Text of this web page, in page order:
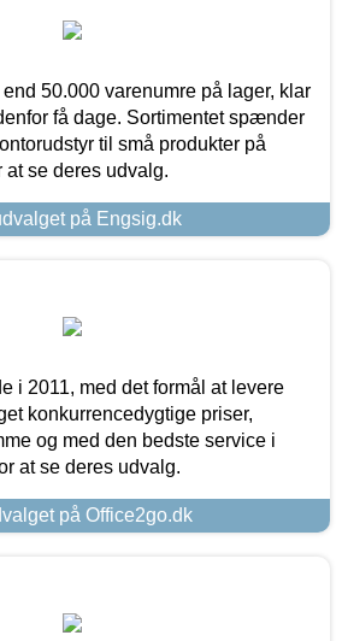
50.000 varenumre på lager, klar
få dage. Sortimentet spænder
til små produkter på
at se deres udvalg.
på Engsig.dk
i 2011, med det formål at levere
konkurrencedygtige priser,
og med den bedste service i
at se deres udvalg.
på Office2go.dk